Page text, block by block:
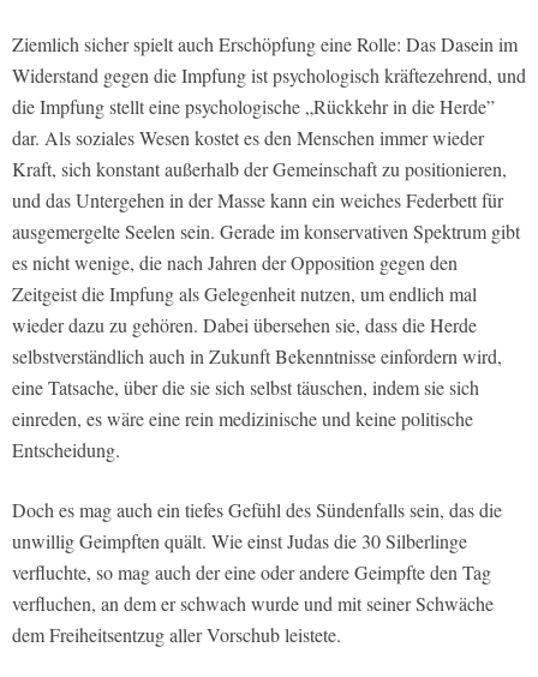
Ziemlich sicher spielt auch Erschöpfung eine Rolle: Das Dasein im
Widerstand gegen die Impfung ist psychologisch kräftezehrend, und
die Impfung stellt eine psychologische „Rückkehr in die Herde”
dar. Als soziales Wesen kostet es den Menschen immer wieder
Kraft, sich konstant außerhalb der Gemeinschaft zu positionieren,
und das Untergehen in der Masse kann ein weiches Federbett für
ausgemergelte Seelen sein. Gerade im konservativen Spektrum gibt
es nicht wenige, die nach Jahren der Opposition gegen den
Zeitgeist die Impfung als Gelegenheit nutzen, um endlich mal
wieder dazu zu gehören. Dabei übersehen sie, dass die Herde
selbstverständlich auch in Zukunft Bekenntnisse einfordern wird,
eine Tatsache, über die sie sich selbst täuschen, indem sie sich
einreden, es wäre eine rein medizinische und keine politische
Entscheidung.
Doch es mag auch ein tiefes Gefühl des Sündenfalls sein, das die
unwillig Geimpften quält. Wie einst Judas die 30 Silberlinge
verfluchte, so mag auch der eine oder andere Geimpfte den Tag
verfluchen, an dem er schwach wurde und mit seiner Schwäche
dem Freiheitsentzug aller Vorschub leistete.